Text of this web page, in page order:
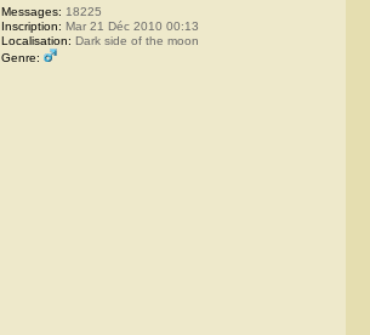
Messages: 18225
Inscription: Mar 21 Déc 2010 00:13
Localisation: Dark side of the moon
Genre: